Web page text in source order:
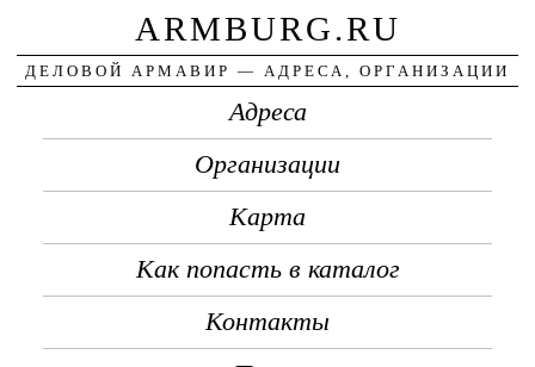
ARMBURG.RU
ДЕЛОВОЙ АРМАВИР — АДРЕСА, ОРГАНИЗАЦИИ
Адреса
Организации
Карта
Как попасть в каталог
Контакты